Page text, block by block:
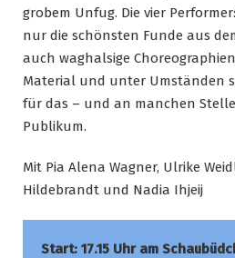
grobem Unfug. Die vier
nur die schönsten Funde aus
auch waghalsige
Material und unter Umständen
für das – und an manchen
Publikum.
Mit Pia Alena Wagner, Ulrike
Hildebrandt und Nadia Ihjeij
Start: 17.15 Uhr am